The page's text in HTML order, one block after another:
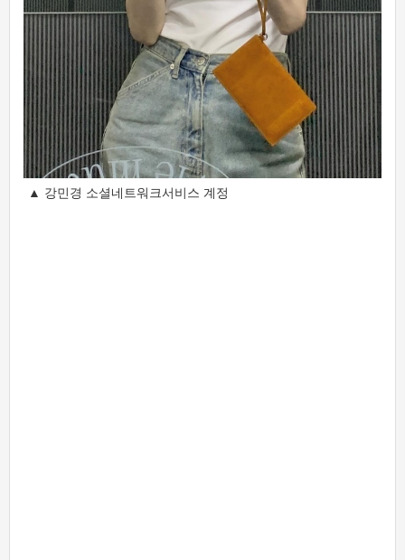
▲ 강민경 소셜네트워크서비스 계정